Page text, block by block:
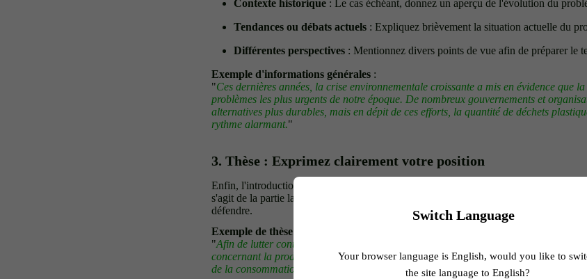
Contexte historique : Le cas échéant, donnez un aperçu de l'évolution du
Tendances ou débats actuels : Expliquez brièvement la situation actuelle du
Différentes perspectives : Mentionnez divers points de vue afin de préparer le
Exemple d'informations générales :
"Ces dernières années, la crise environnementale croissante a mis en évidence que
problèmes les plus urgents de notre époque. De nombreux gouvernements et
alternatives plus durables, mais en dépit de ces efforts, la quantité de déchets
rythme alarmant."
3. Thèse : Exprimez clairement votre position
Enfin, l'introduction doit se terminer par un énoncé clair de l'argument central de
s'agit de la partie la plus précise de votre pyramide inversée, et elle indique
défendre.
Exemple de thèse
"Afin de lutter contre la crise du plastique, les gouvernements doivent imposer des
concernant la production de plastique, investir dans des alternatives durables et
de la consommation de plastique.
Switch Language
Your browser language is English, would you like to
the site language to English?